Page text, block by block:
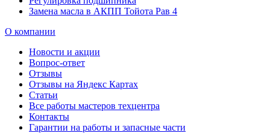
Замена масла в АКПП Тойота Рав 4
О компании
Новости и акции
Вопрос-ответ
Отзывы
Отзывы на Яндекс Картах
Статьи
Все работы мастеров техцентра
Контакты
Гарантии на работы и запасные части